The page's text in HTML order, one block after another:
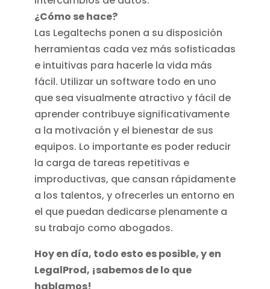
¿Cómo se hace?
Las Legaltechs ponen a su disposición
herramientas cada vez más sofisticadas
e intuitivas para hacerle la vida más
fácil. Utilizar un software todo en uno
que sea visualmente atractivo y fácil de
aprender contribuye significativamente
a la motivación y el bienestar de sus
equipos. Lo importante es poder reducir
la carga de tareas repetitivas e
improductivas, que cansan rápidamente
a los talentos, y ofrecerles un entorno en
el que puedan dedicarse plenamente a
su trabajo como abogados.
Hoy en día, todo esto es posible, y en
LegalProd, ¡sabemos de lo que